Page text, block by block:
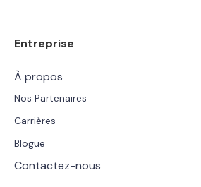
Entreprise
À propos
Nos Partenaires
Carrières
Blogue
Contactez-nous